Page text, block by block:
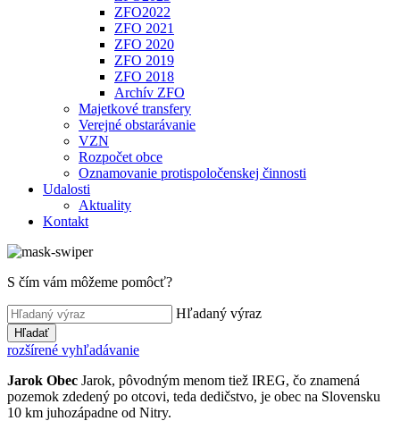
ZFO2022
ZFO 2021
ZFO 2020
ZFO 2019
ZFO 2018
Archív ZFO
Majetkové transfery
Verejné obstarávanie
VZN
Rozpočet obce
Oznamovanie protispoločenskej činnosti
Udalosti
Aktuality
Kontakt
S čím vám môžeme pomôcť?
Hľadaný výraz
Hľadať
rozšírené vyhľadávanie
Jarok Obec Jarok, pôvodným menom tiež IREG, čo znamená
pozemok zdedený po otcovi, teda dedičstvo, je obec na Slovensku
10 km juhozápadne od Nitry.